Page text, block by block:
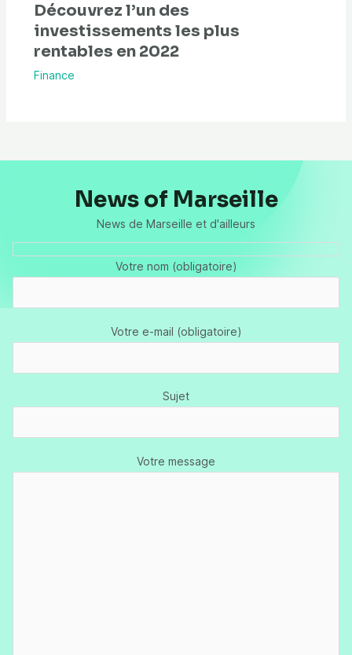
Découvrez l’un des
investissements les plus
rentables en 2022
Finance
News of Marseille
News de Marseille et d'ailleurs
Votre nom (obligatoire)
Votre e-mail (obligatoire)
Sujet
Votre message